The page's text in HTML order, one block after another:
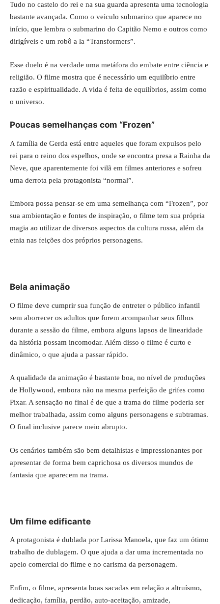
Tudo no castelo do rei e na sua guarda apresenta uma tecnologia
bastante avançada. Como o veículo submarino que aparece no
início, que lembra o submarino do Capitão Nemo e outros como
dirigíveis e um robô a la “Transformers”.
Esse duelo é na verdade uma metáfora do embate entre ciência e
religião. O filme mostra que é necessário um equilíbrio entre
razão e espiritualidade. A vida é feita de equilíbrios, assim como
o universo.
Poucas semelhanças com “Frozen”
A família de Gerda está entre aqueles que foram expulsos pelo
rei para o reino dos espelhos, onde se encontra presa a Rainha da
Neve, que aparentemente foi vilã em filmes anteriores e sofreu
uma derrota pela protagonista “normal”.
Embora possa pensar-se em uma semelhança com “Frozen”, por
sua ambientação e fontes de inspiração, o filme tem sua própria
magia ao utilizar de diversos aspectos da cultura russa, além da
etnia nas feições dos próprios personagens.
Bela animação
O filme deve cumprir sua função de entreter o público infantil
sem aborrecer os adultos que forem acompanhar seus filhos
durante a sessão do filme, embora alguns lapsos de linearidade
da história possam incomodar. Além disso o filme é curto e
dinâmico, o que ajuda a passar rápido.
A qualidade da animação é bastante boa, no nível de produções
de Hollywood, embora não na mesma perfeição de grifes como
Pixar. A sensação no final é de que a trama do filme poderia ser
melhor trabalhada, assim como alguns personagens e subtramas.
O final inclusive parece meio abrupto.
Os cenários também são bem detalhistas e impressionantes por
apresentar de forma bem caprichosa os diversos mundos de
fantasia que aparecem na trama.
Um filme edificante
A protagonista é dublada por Larissa Manoela, que faz um ótimo
trabalho de dublagem. O que ajuda a dar uma incrementada no
apelo comercial do filme e no carisma da personagem.
Enfim, o filme, apresenta boas sacadas em relação a altruísmo,
dedicação, família, perdão, auto-aceitação, amizade,